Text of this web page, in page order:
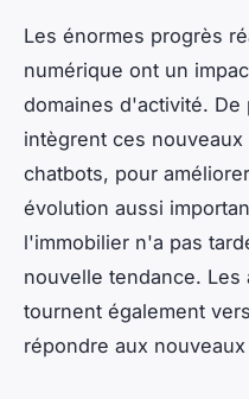
Les énormes progrès
numérique ont un
domaines d'activité.
intègrent ces
chatbots, pour
évolution aussi
l'immobilier n'a pas
nouvelle tendance.
tournent également
répondre aux